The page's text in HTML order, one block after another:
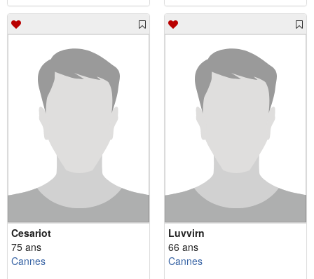
Cesariot
75 ans
Cannes
Luvvirn
66 ans
Cannes